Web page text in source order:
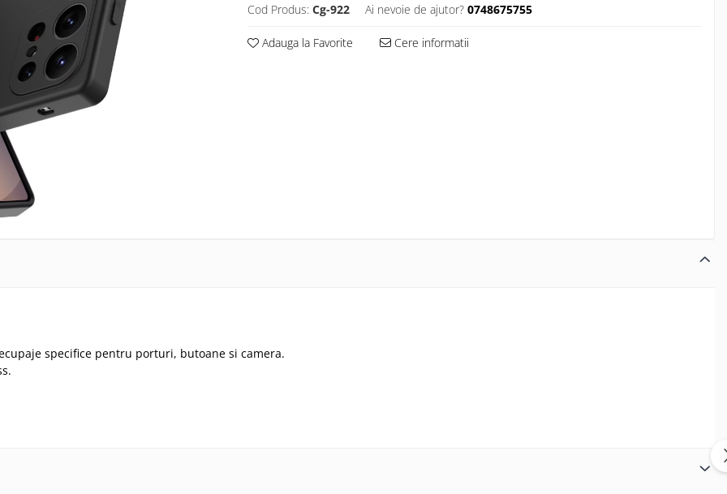
Cod Produs: Cg-922 Ai nevoie de ajutor? 0748675755
Adauga la Favorite Cere informatii
specifice pentru porturi, butoane si camera.